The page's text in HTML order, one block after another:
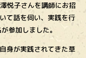
悦子さんを講師にお招
て話を伺い、実践を行
参加しました。
身が実践されてきた草